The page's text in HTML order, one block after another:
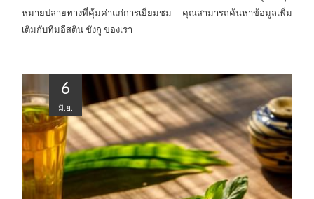
หมายปลายทางที่คุ้มค่าแก่การเยี่ยมชม คุณสามารถค้นหาข้อมูลเพิ่ม
เติมกับทีมอีสติน ชังกู ของเรา
6
มิ.ย.